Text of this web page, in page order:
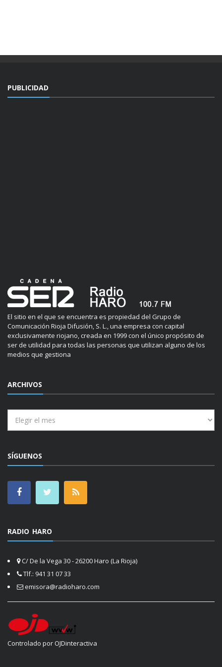
PUBLICIDAD
El sitio en el que se encuentra es propiedad del Grupo de
Comunicación Rioja Difusión, S. L., una empresa con capital
exclusivamente riojano, creada en 1999 con el único propósito de
ser de utilidad para todas las personas que utilizan alguno de los
medios que gestiona
ARCHIVOS
SÍGUENOS
RADIO HARO
C/ De la Vega 30 - 26200 Haro (La Rioja)
Tlf.: 941 31 07 33
emisora@radioharo.com
Controlado por OJDinteractiva